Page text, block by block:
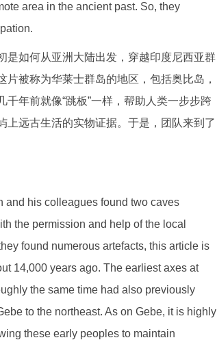
area in the ancient past. So, they
是如何从亚洲大陆出发，穿越印度尼西亚群
被称为华莱士群岛的地区，包括奥比岛，
年前就像“跳板”一样，帮助人类一步步跨
上远古生活的实物证据。于是，团队来到了
and his colleagues found two caves
the permission and help of the local
found numerous artefacts, this article is
14,000 years ago. The earliest axes at
the same time had also previously
to the northeast. As on Gebe, it is highly
these early peoples to maintain